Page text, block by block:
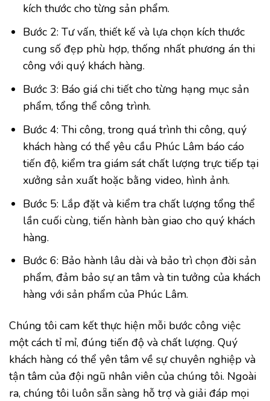
kích thước cho từng sản phẩm.
Bước 2: Tư vấn, thiết kế và lựa chọn kích thước
cung số đẹp phù hợp, thống nhất phương án thi
công với quý khách hàng.
Bước 3: Báo giá chi tiết cho từng hạng mục sản
phẩm, tổng thể công trình.
Bước 4: Thi công, trong quá trình thi công, quý
khách hàng có thể yêu cầu Phúc Lâm báo cáo
tiến độ, kiểm tra giám sát chất lượng trực tiếp tại
xưởng sản xuất hoặc bằng video, hình ảnh.
Bước 5: Lắp đặt và kiểm tra chất lượng tổng thể
lần cuối cùng, tiến hành bàn giao cho quý khách
hàng.
Bước 6: Bảo hành lâu dài và bảo trì chọn đời sản
phẩm, đảm bảo sự an tâm và tin tưởng của khách
hàng với sản phẩm của Phúc Lâm.
Chúng tôi cam kết thực hiện mỗi bước công việc
một cách tỉ mỉ, đúng tiến độ và chất lượng. Quý
khách hàng có thể yên tâm về sự chuyên nghiệp và
tận tâm của đội ngũ nhân viên của chúng tôi. Ngoài
ra, chúng tôi luôn sẵn sàng hỗ trợ và giải đáp mọi